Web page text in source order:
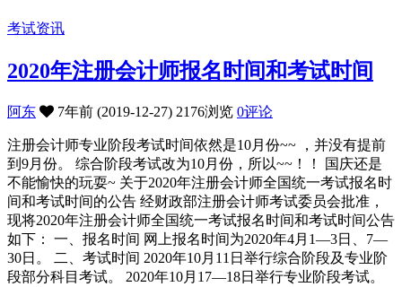
考试资讯
2020年注册会计师报名时间和考试时间
阿东 7年前 (2019-12-27) 2176浏览 0评论
注册会计师专业阶段考试时间依然是10月份~~ ，并没有提前
到9月份。 综合阶段考试改为10月份，所以~~！！ 国庆还是
不能愉快的玩耍~ 关于2020年注册会计师全国统一考试报名时
间和考试时间的公告 经财政部注册会计师考试委员会批准，
现将2020年注册会计师全国统一考试报名时间和考试时间公告
如下： 一、报名时间 网上报名时间为2020年4月1—3日、7—
30日。 二、考试时间 2020年10月11日举行综合阶段及专业阶
段部分科目考试。 2020年10月17—18日举行专业阶段考试。